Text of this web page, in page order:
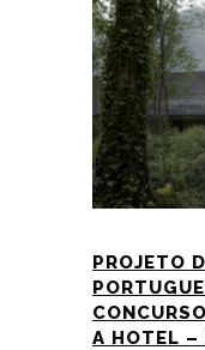
PROJETO
A HOTEL –